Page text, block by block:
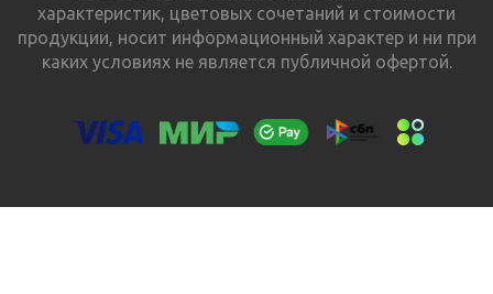
характеристик, цветовых сочетаний и стоимости
продукции, носит информационный характер и ни при
каких условиях не является публичной офертой.